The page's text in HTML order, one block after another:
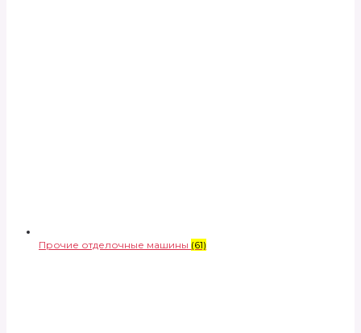
Прочие отделочные машины (61)